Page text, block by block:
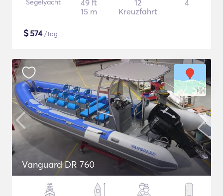
Segelyacht
49 ft
15 m
12
Kreuzfahrt
4
$574/Tag
Vanguard DR 760